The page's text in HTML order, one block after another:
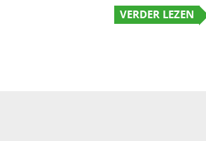
VERDER LEZEN